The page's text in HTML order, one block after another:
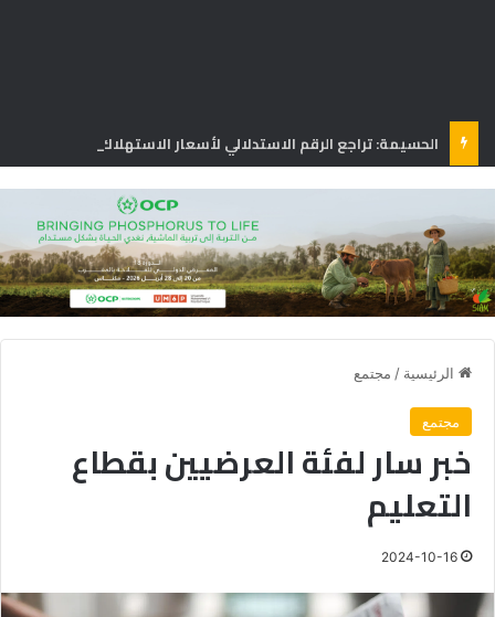
الرئيسية / مجتمع
مجتمع
خبر سار لفئة العرضيين بقطاع
التعليم
2024-10-16